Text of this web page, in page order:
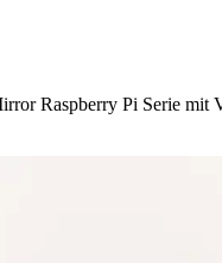
Raspberry Pi Serie